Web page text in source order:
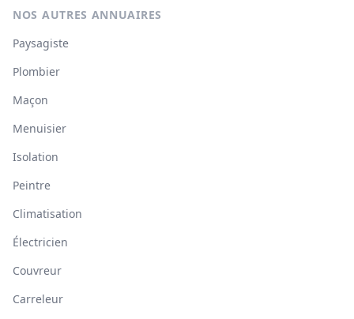
NOS AUTRES ANNUAIRES
Paysagiste
Plombier
Maçon
Menuisier
Isolation
Peintre
Climatisation
Électricien
Couvreur
Carreleur